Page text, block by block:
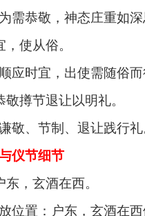
需恭敬，神态庄重如深
，使从俗。
应时宜，出使需随俗而
敬撙节退让以明礼。
敬、节制、退让践行礼
仪节细节
东，玄酒在西。
位置：户东，玄酒在西